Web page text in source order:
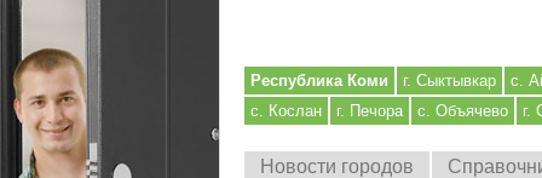
Республика Коми г. Сыктывкар
с.
с. Кослан
г. Печора с. Объячево г.
Новости городов